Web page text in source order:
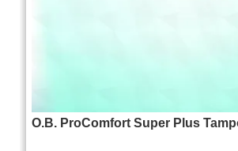
O.B. ProComfort Super Plus